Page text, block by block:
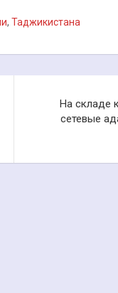
, Таджикистана
На складе
сетевые